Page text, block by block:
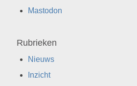
Mastodon
Rubrieken
Nieuws
Inzicht